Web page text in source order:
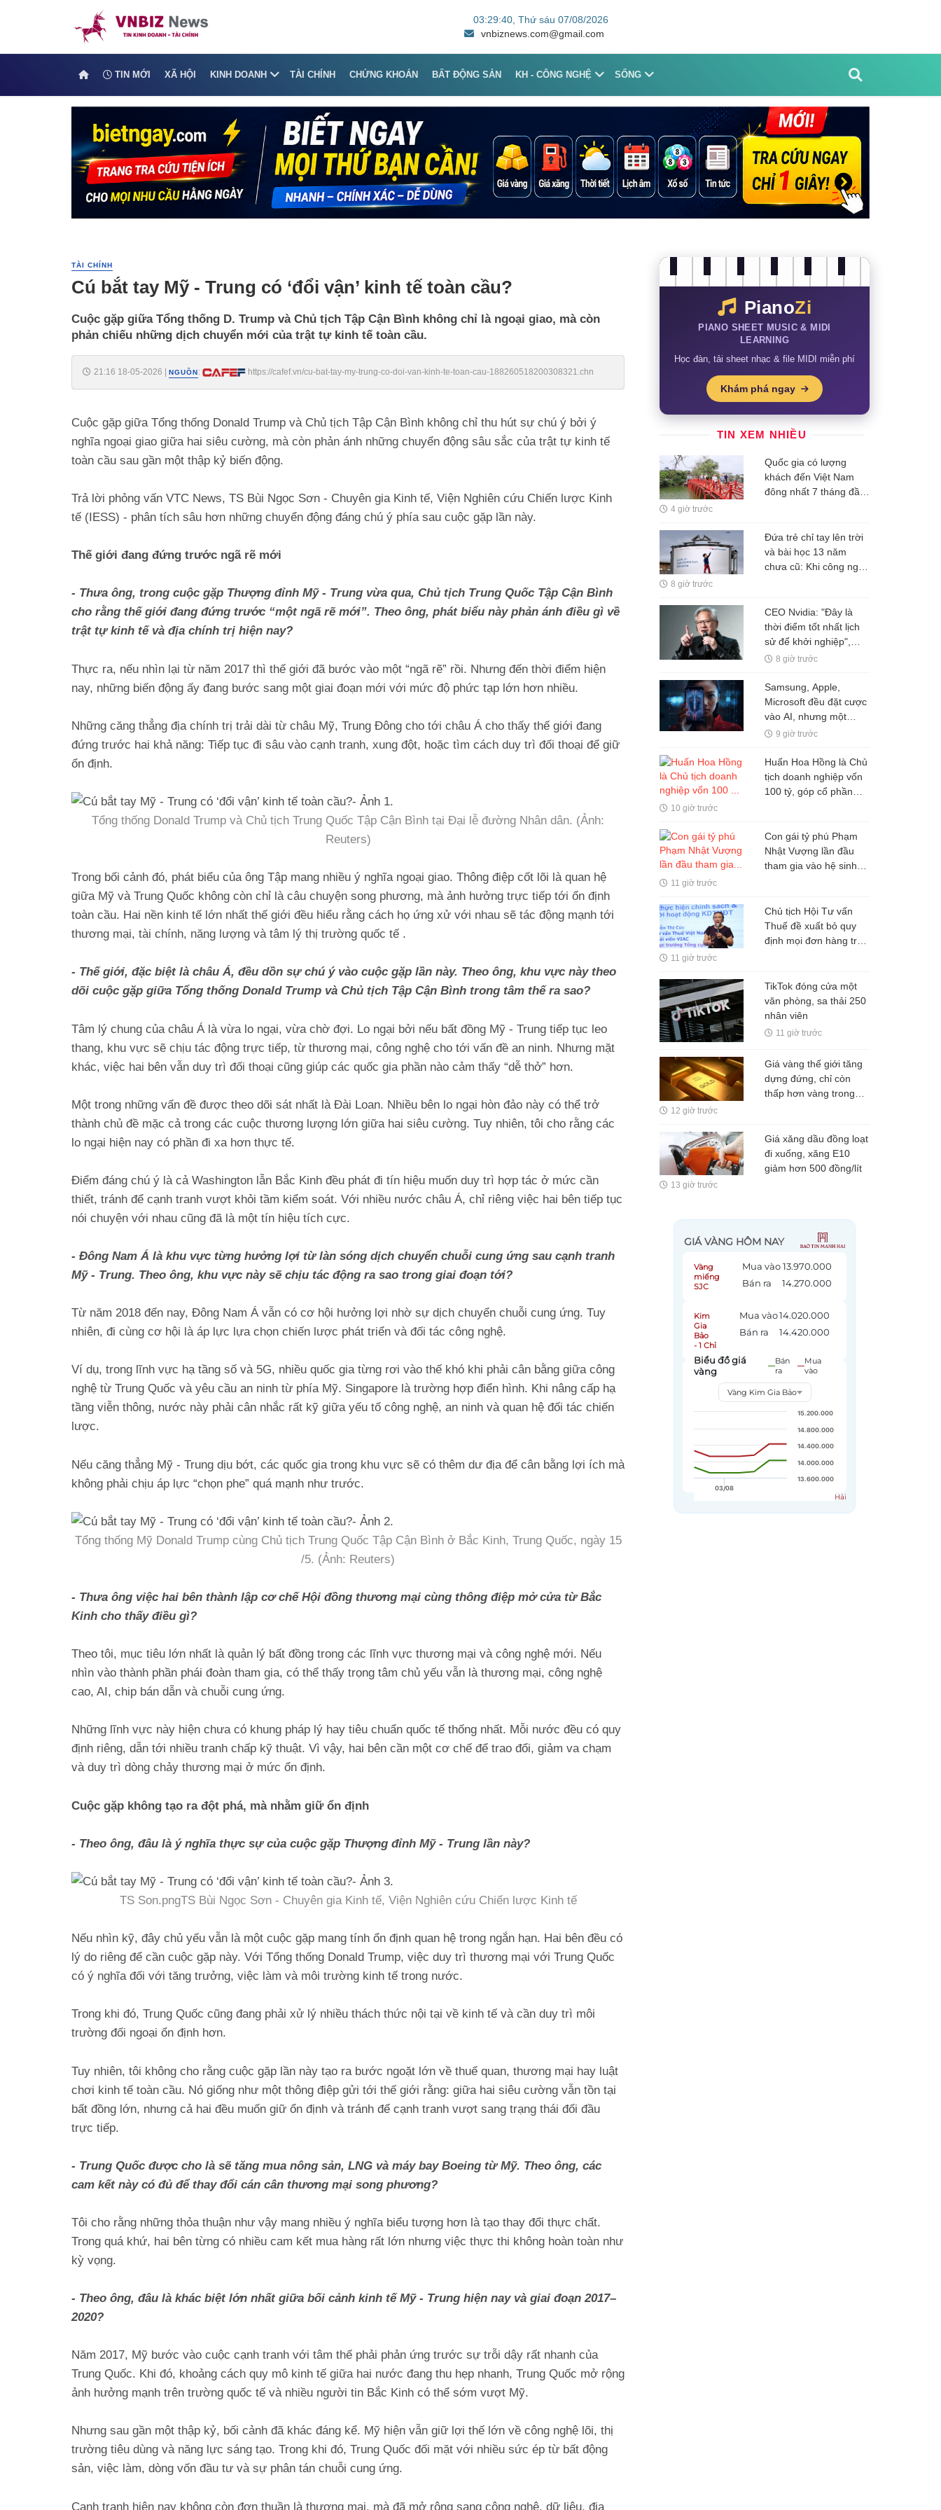
03:29:40, Thứ sáu 07/08/2026
vnbiznews.com@gmail.com
TIN MỚI XÃ HỘI KINH DOANH TÀI CHÍNH CHỨNG KHOÁN BẤT ĐỘNG SẢN KH - CÔNG NGHỆ SỐNG
TÀI CHÍNH
Cú bắt tay Mỹ - Trung có ‘đổi vận’ kinh tế toàn cầu?
Cuộc gặp giữa Tổng thống D. Trump và Chủ tịch Tập Cận Bình không chỉ là ngoại giao, mà còn
phản chiếu những dịch chuyển mới của trật tự kinh tế toàn cầu.
21:16 18-05-2026 | NGUỒN: https://cafef.vn/cu-bat-tay-my-trung-co-doi-van-kinh-te-toan-cau-188260518200308321.chn
Cuộc gặp giữa Tổng thống Donald Trump và Chủ tịch Tập Cận Bình không chỉ thu hút sự chú ý bởi ý
nghĩa ngoại giao giữa hai siêu cường, mà còn phản ánh những chuyển động sâu sắc của trật tự kinh tế
toàn cầu sau gần một thập kỷ biến động.
Trả lời phỏng vấn VTC News, TS Bùi Ngọc Sơn - Chuyên gia Kinh tế, Viện Nghiên cứu Chiến lược Kinh
tế (IESS) - phân tích sâu hơn những chuyển động đáng chú ý phía sau cuộc gặp lần này.
Thế giới đang đứng trước ngã rẽ mới
- Thưa ông, trong cuộc gặp Thượng đỉnh Mỹ - Trung vừa qua, Chủ tịch Trung Quốc Tập Cận Bình
cho rằng thế giới đang đứng trước “một ngã rẽ mới”. Theo ông, phát biểu này phản ánh điều gì về
trật tự kinh tế và địa chính trị hiện nay?
Thực ra, nếu nhìn lại từ năm 2017 thì thế giới đã bước vào một “ngã rẽ” rồi. Nhưng đến thời điểm hiện
nay, những biến động ấy đang bước sang một giai đoạn mới với mức độ phức tạp lớn hơn nhiều.
Những căng thẳng địa chính trị trải dài từ châu Mỹ, Trung Đông cho tới châu Á cho thấy thế giới đang
đứng trước hai khả năng: Tiếp tục đi sâu vào cạnh tranh, xung đột, hoặc tìm cách duy trì đối thoại để giữ
ổn định.
Tổng thống Donald Trump và Chủ tịch Trung Quốc Tập Cận Bình tại Đại lễ đường Nhân dân. (Ảnh:
Reuters)
Trong bối cảnh đó, phát biểu của ông Tập mang nhiều ý nghĩa ngoại giao. Thông điệp cốt lõi là quan hệ
giữa Mỹ và Trung Quốc không còn chỉ là câu chuyện song phương, mà ảnh hưởng trực tiếp tới ổn định
toàn cầu. Hai nền kinh tế lớn nhất thế giới đều hiểu rằng cách họ ứng xử với nhau sẽ tác động mạnh tới
thương mại, tài chính, năng lượng và tâm lý thị trường quốc tế .
- Thế giới, đặc biệt là châu Á, đều dồn sự chú ý vào cuộc gặp lần này. Theo ông, khu vực này theo
dõi cuộc gặp giữa Tổng thống Donald Trump và Chủ tịch Tập Cận Bình trong tâm thế ra sao?
Tâm lý chung của châu Á là vừa lo ngại, vừa chờ đợi. Lo ngại bởi nếu bất đồng Mỹ - Trung tiếp tục leo
thang, khu vực sẽ chịu tác động trực tiếp, từ thương mại, công nghệ cho tới vấn đề an ninh. Nhưng mặt
khác, việc hai bên vẫn duy trì đối thoại cũng giúp các quốc gia phần nào cảm thấy “dễ thở” hơn.
Một trong những vấn đề được theo dõi sát nhất là Đài Loan. Nhiều bên lo ngại hòn đảo này có thể trở
thành chủ đề mặc cả trong các cuộc thương lượng lớn giữa hai siêu cường. Tuy nhiên, tôi cho rằng các
lo ngại hiện nay có phần đi xa hơn thực tế.
Điểm đáng chú ý là cả Washington lẫn Bắc Kinh đều phát đi tín hiệu muốn duy trì hợp tác ở mức cần
thiết, tránh để cạnh tranh vượt khỏi tầm kiểm soát. Với nhiều nước châu Á, chỉ riêng việc hai bên tiếp tục
nói chuyện với nhau cũng đã là một tín hiệu tích cực.
- Đông Nam Á là khu vực từng hưởng lợi từ làn sóng dịch chuyển chuỗi cung ứng sau cạnh tranh
Mỹ - Trung. Theo ông, khu vực này sẽ chịu tác động ra sao trong giai đoạn tới?
Từ năm 2018 đến nay, Đông Nam Á vẫn có cơ hội hưởng lợi nhờ sự dịch chuyển chuỗi cung ứng. Tuy
nhiên, đi cùng cơ hội là áp lực lựa chọn chiến lược phát triển và đối tác công nghệ.
Ví dụ, trong lĩnh vực hạ tầng số và 5G, nhiều quốc gia từng rơi vào thế khó khi phải cân bằng giữa công
nghệ từ Trung Quốc và yêu cầu an ninh từ phía Mỹ. Singapore là trường hợp điển hình. Khi nâng cấp hạ
tầng viễn thông, nước này phải cân nhắc rất kỹ giữa yếu tố công nghệ, an ninh và quan hệ đối tác chiến
lược.
Nếu căng thẳng Mỹ - Trung dịu bớt, các quốc gia trong khu vực sẽ có thêm dư địa để cân bằng lợi ích mà
không phải chịu áp lực “chọn phe” quá mạnh như trước.
Tổng thống Mỹ Donald Trump cùng Chủ tịch Trung Quốc Tập Cận Bình ở Bắc Kinh, Trung Quốc, ngày 15
/5. (Ảnh: Reuters)
- Thưa ông việc hai bên thành lập cơ chế Hội đồng thương mại cùng thông điệp mở cửa từ Bắc
Kinh cho thấy điều gì?
Theo tôi, mục tiêu lớn nhất là quản lý bất đồng trong các lĩnh vực thương mại và công nghệ mới. Nếu
nhìn vào thành phần phái đoàn tham gia, có thể thấy trọng tâm chủ yếu vẫn là thương mại, công nghệ
cao, AI, chip bán dẫn và chuỗi cung ứng.
Những lĩnh vực này hiện chưa có khung pháp lý hay tiêu chuẩn quốc tế thống nhất. Mỗi nước đều có quy
định riêng, dẫn tới nhiều tranh chấp kỹ thuật. Vì vậy, hai bên cần một cơ chế để trao đổi, giảm va chạm
và duy trì dòng chảy thương mại ở mức ổn định.
Cuộc gặp không tạo ra đột phá, mà nhằm giữ ổn định
- Theo ông, đâu là ý nghĩa thực sự của cuộc gặp Thượng đỉnh Mỹ - Trung lần này?
TS Son.pngTS Bùi Ngọc Sơn - Chuyên gia Kinh tế, Viện Nghiên cứu Chiến lược Kinh tế
Nếu nhìn kỹ, đây chủ yếu vẫn là một cuộc gặp mang tính ổn định quan hệ trong ngắn hạn. Hai bên đều có
lý do riêng để cần cuộc gặp này. Với Tổng thống Donald Trump, việc duy trì thương mại với Trung Quốc
có ý nghĩa đối với tăng trưởng, việc làm và môi trường kinh tế trong nước.
Trong khi đó, Trung Quốc cũng đang phải xử lý nhiều thách thức nội tại về kinh tế và cần duy trì môi
trường đối ngoại ổn định hơn.
Tuy nhiên, tôi không cho rằng cuộc gặp lần này tạo ra bước ngoặt lớn về thuế quan, thương mại hay luật
chơi kinh tế toàn cầu. Nó giống như một thông điệp gửi tới thế giới rằng: giữa hai siêu cường vẫn tồn tại
bất đồng lớn, nhưng cả hai đều muốn giữ ổn định và tránh để cạnh tranh vượt sang trạng thái đối đầu
trực tiếp.
- Trung Quốc được cho là sẽ tăng mua nông sản, LNG và máy bay Boeing từ Mỹ. Theo ông, các
cam kết này có đủ để thay đổi cán cân thương mại song phương?
Tôi cho rằng những thỏa thuận như vậy mang nhiều ý nghĩa biểu tượng hơn là tạo thay đổi thực chất.
Trong quá khứ, hai bên từng có nhiều cam kết mua hàng rất lớn nhưng việc thực thi không hoàn toàn như
kỳ vọng.
- Theo ông, đâu là khác biệt lớn nhất giữa bối cảnh kinh tế Mỹ - Trung hiện nay và giai đoạn 2017–
2020?
Năm 2017, Mỹ bước vào cuộc cạnh tranh với tâm thế phải phản ứng trước sự trỗi dậy rất nhanh của
Trung Quốc. Khi đó, khoảng cách quy mô kinh tế giữa hai nước đang thu hẹp nhanh, Trung Quốc mở rộng
ảnh hưởng mạnh trên trường quốc tế và nhiều người tin Bắc Kinh có thể sớm vượt Mỹ.
Nhưng sau gần một thập kỷ, bối cảnh đã khác đáng kể. Mỹ hiện vẫn giữ lợi thế lớn về công nghệ lõi, thị
trường tiêu dùng và năng lực sáng tạo. Trong khi đó, Trung Quốc đối mặt với nhiều sức ép từ bất động
sản, việc làm, dòng vốn đầu tư và sự phân tán chuỗi cung ứng.
Cạnh tranh hiện nay không còn đơn thuần là thương mại, mà đã mở rộng sang công nghệ, dữ liệu, địa
PianoZi
PIANO SHEET MUSIC & MIDI
LEARNING
Học đàn, tải sheet nhạc & file MIDI miễn phí
Khám phá ngay
TIN XEM NHIỀU
Quốc gia có lượng
khách đến Việt Nam
đông nhất 7 tháng đầu
Ấn Độ
4 giờ trước
Đứa trẻ chỉ tay lên trời
và bài học 13 năm
chưa cũ: Khi công nghệ
8 giờ trước
CEO Nvidia: "Đây là
thời điểm tốt nhất lịch
sử để khởi nghiệp",
nhiều người thất bại chỉ
cũng hiểu nhưng ít khi
vượt qua được
8 giờ trước
Samsung, Apple,
Microsoft đều đặt cược
vào AI, nhưng một
nghịch lý đang xuất
phải lúc nào cũng dùng
9 giờ trước
Huấn Hoa Hồng là Chủ
tịch doanh nghiệp vốn
100 tỷ, góp cổ phần
10 giờ trước
Con gái tỷ phú Phạm
Nhật Vượng lần đầu
tham gia vào hệ sinh
11 giờ trước
Chủ tịch Hội Tư vấn
Thuế đề xuất bỏ quy
định mọi đơn hàng trên
11 giờ trước
TikTok đóng cửa một
văn phòng, sa thải 250
nhân viên
11 giờ trước
Giá vàng thế giới tăng
dựng đứng, chỉ còn
thấp hơn vàng trong
12 giờ trước
Giá xăng dầu đồng loạt
đi xuống, xăng E10
giảm hơn 500 đồng/lít
13 giờ trước